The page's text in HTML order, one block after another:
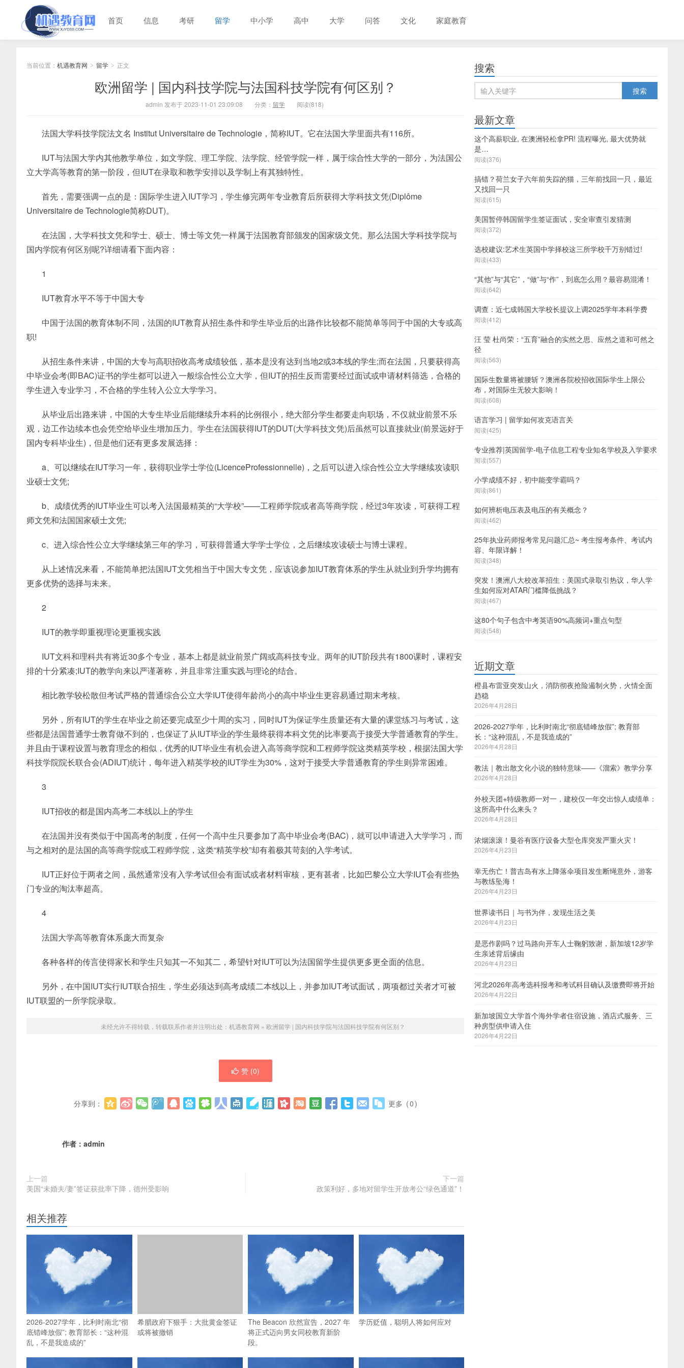
首页 信息 考研 留学 中小学 高中 大学 问答 文化 家庭教育
当前位置： 机遇教育网 > 留学 > 正文
欧洲留学 | 国内科技学院与法国科技学院有何区别？
admin 发布于 2023-11-01 23:09:08 分类： 留学 阅读(818)
法国大学科技学院法文名 Institut Universitaire de Technologie，简称IUT。它在法国大学里面共有116所。
IUT与法国大学内其他教学单位，如文学院、理工学院、法学院、经管学院一样，属于综合性大学的一部分，为法国公
立大学高等教育的第一阶段，但IUT在录取和教学安排以及学制上有其独特性。
首先，需要强调一点的是：国际学生进入IUT学习，学生修完两年专业教育后所获得大学科技文凭(Diplôme
Universitaire de Technologie简称DUT)。
在法国，大学科技文凭和学士、硕士、博士等文凭一样属于法国教育部颁发的国家级文凭。那么法国大学科技学院与
国内学院有何区别呢?详细请看下面内容：
1
IUT教育水平不等于中国大专
中国于法国的教育体制不同，法国的IUT教育从招生条件和学生毕业后的出路作比较都不能简单等同于中国的大专或高
职!
从招生条件来讲，中国的大专与高职招收高考成绩较低，基本是没有达到当地2或3本线的学生;而在法国，只要获得高
中毕业会考(即BAC)证书的学生都可以进入一般综合性公立大学，但IUT的招生反而需要经过面试或申请材料筛选，合格的
学生进入专业学习，不合格的学生转入公立大学学习。
从毕业后出路来讲，中国的大专生毕业后能继续升本科的比例很小，绝大部分学生都要走向职场，不仅就业前景不乐
观，边工作边续本也会凭空给毕业生增加压力。学生在法国获得IUT的DUT(大学科技文凭)后虽然可以直接就业(前景远好于
国内专科毕业生)，但是他们还有更多发展选择：
a、可以继续在IUT学习一年，获得职业学士学位(LicenceProfessionnelle)，之后可以进入综合性公立大学继续攻读职
业硕士文凭;
b、成绩优秀的IUT毕业生可以考入法国最精英的“大学校”——工程师学院或者高等商学院，经过3年攻读，可获得工程
师文凭和法国国家硕士文凭;
c、进入综合性公立大学继续第三年的学习，可获得普通大学学士学位，之后继续攻读硕士与博士课程。
从上述情况来看，不能简单把法国IUT文凭相当于中国大专文凭，应该说参加IUT教育体系的学生从就业到升学均拥有
更多优势的选择与未来。
2
IUT的教学即重视理论更重视实践
IUT文科和理科共有将近30多个专业，基本上都是就业前景广阔或高科技专业。两年的IUT阶段共有1800课时，课程安
排的十分紧凑;IUT的教学向来以严谨著称，并且非常注重实践与理论的结合。
相比教学较松散但考试严格的普通综合公立大学IUT使得年龄尚小的高中毕业生更容易通过期末考核。
另外，所有IUT的学生在毕业之前还要完成至少十周的实习，同时IUT为保证学生质量还有大量的课堂练习与考试，这
些都是法国普通学士教育做不到的，也保证了从IUT毕业的学生最终获得本科文凭的比率要高于接受大学普通教育的学生。
并且由于课程设置与教育理念的相似，优秀的IUT毕业生有机会进入高等商学院和工程师学院这类精英学校，根据法国大学
科技学院院长联合会(ADIUT)统计，每年进入精英学校的IUT学生为30%，这对于接受大学普通教育的学生则异常困难。
3
IUT招收的都是国内高考二本线以上的学生
在法国并没有类似于中国高考的制度，任何一个高中生只要参加了高中毕业会考(BAC)，就可以申请进入大学学习，而
与之相对的是法国的高等商学院或工程师学院，这类“精英学校”却有着极其苛刻的入学考试。
IUT正好位于两者之间，虽然通常没有入学考试但会有面试或者材料审核，更有甚者，比如巴黎公立大学IUT会有些热
门专业的淘汰率超高。
4
法国大学高等教育体系庞大而复杂
各种各样的传言使得家长和学生只知其一不知其二，希望针对IUT可以为法国留学生提供更多更全面的信息。
另外，在中国IUT实行IUT联合招生，学生必须达到高考成绩二本线以上，并参加IUT考试面试，两项都过关者才可被
IUT联盟的一所学院录取。
未经允许不得转载，转载联系作者并注明出处： 机遇教育网 » 欧洲留学 | 国内科技学院与法国科技学院有何区别？
赞 (0)
分享到： 更多 (0)
作者： admin
上一篇
美国“未婚夫/妻”签证获批率下降，德州受影响
下一篇
政策利好，多地对留学生开放考公“绿色通道”！
相关推荐
2026-2027学年，比利时南北“彻
底错峰放假”; 教育部长：“这种混
乱，不是我造成的”
希腊政府下狠手：大批黄金签证
或将被撤销
The Beacon 欣然宣告，2027 年
将正式迈向男女同校教育新阶
段。
学历贬值，聪明人将如何应对
搜索
最新文章
这个高薪职业, 在澳洲轻松拿PR! 流程曝光, 最大优势就
是…
阅读(376)
搞错？荷兰女子六年前失踪的猫，三年前找回一只，最近
又找回一只
阅读(615)
美国暂停韩国留学生签证面试，安全审查引发猜测
阅读(372)
选校建议:艺术生英国中学择校这三所学校千万别错过!
阅读(433)
“其他”与“其它”，“做”与“作”，到底怎么用？最容易混淆！
阅读(642)
调查：近七成韩国大学校长提议上调2025学年本科学费
阅读(412)
汪 莹 杜尚荣：“五育”融合的实然之思、应然之道和可然之
径
阅读(563)
国际生数量将被腰斩？澳洲各院校招收国际学生上限公
布，对国际生无较大影响！
阅读(608)
语言学习 | 留学如何攻克语言关
阅读(425)
专业推荐|英国留学-电子信息工程专业知名学校及入学要求
阅读(557)
小学成绩不好，初中能变学霸吗？
阅读(861)
如何辨析电压表及电压的有关概念？
阅读(462)
25年执业药师报考常见问题汇总~ 考生报考条件、考试内
容、年限详解！
阅读(348)
突发！澳洲八大校改革招生：美国式录取引热议，华人学
生如何应对ATAR门槛降低挑战？
阅读(467)
这80个句子包含中考英语90%高频词+重点句型
阅读(548)
近期文章
橙县布雷亚突发山火，消防彻夜抢险遏制火势，火情全面
趋稳
2026年4月28日
2026-2027学年，比利时南北“彻底错峰放假”; 教育部
长：“这种混乱，不是我造成的”
2026年4月28日
教法｜教出散文化小说的独特意味——《溜索》教学分享
2026年4月28日
外校天团+特级教师一对一，建校仅一年交出惊人成绩单：
这所高中什么来头？
2026年4月28日
浓烟滚滚！曼谷有医疗设备大型仓库突发严重火灾！
2026年4月23日
幸无伤亡！普吉岛有水上降落伞项目发生断绳意外，游客
与教练坠海！
2026年4月23日
世界读书日｜与书为伴，发现生活之美
2026年4月23日
是恶作剧吗？过马路向开车人士鞠躬致谢，新加坡12岁学
生亲述背后缘由
2026年4月23日
河北2026年高考选科报考和考试科目确认及缴费即将开始
2026年4月22日
新加坡国立大学首个海外学者住宿设施，酒店式服务、三
种房型供申请入住
2026年4月22日